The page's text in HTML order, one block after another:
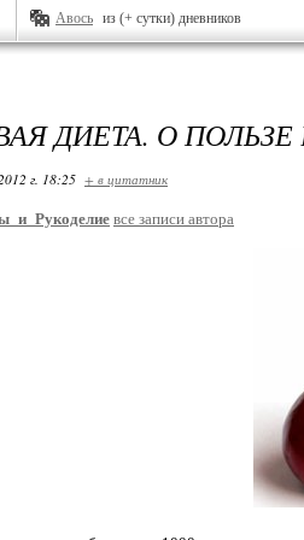
Авось из (+ сутки) дневников
ДИЕТА. О
г. 18:25 + в цитатник
все записи автора